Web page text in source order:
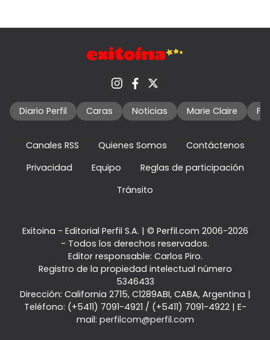
Diario Perfil Caras Noticias Marie Claire
Canales RSS Quienes Somos
Contáctenos
Privacidad
Equipo
Reglas de participación
Tránsito
Exitoina - Editorial Perfil S.A. | © Perfil.com 2006-2026
- Todos los derechos reservados.
Editor responsable: Carlos Piro.
Registro de la propiedad intelectual número
5346433
Dirección: California 2715, C1289ABI, CABA, Argentina |
Teléfono: (+5411) 7091-4921 / (+5411) 7091-4922| E-
mail: perfilcom@perfil.com